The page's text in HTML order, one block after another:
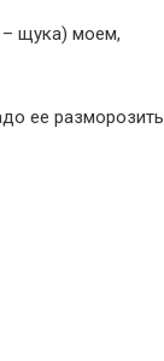
– щука) моем,
ее разморозить.